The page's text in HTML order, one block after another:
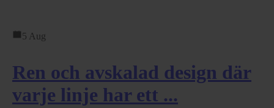
5 Aug
Ren och avskalad design där
varje linje har ett ...